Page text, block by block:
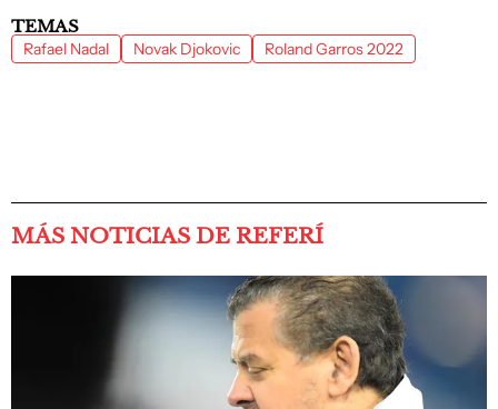
TEMAS
Rafael Nadal Novak Djokovic Roland Garros 2022
MÁS NOTICIAS DE REFERÍ